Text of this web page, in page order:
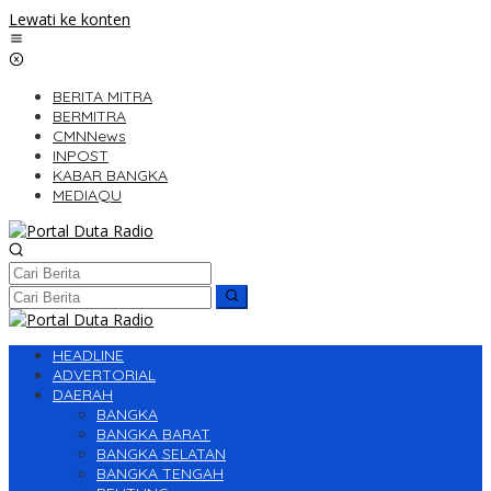
Lewati ke konten
BERITA MITRA
BERMITRA
CMNNews
INPOST
KABAR BANGKA
MEDIAQU
HEADLINE
ADVERTORIAL
DAERAH
BANGKA
BANGKA BARAT
BANGKA SELATAN
BANGKA TENGAH